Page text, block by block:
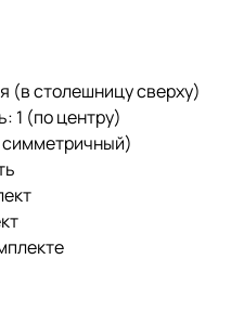
(в столешницу сверху)
1 (по центру)